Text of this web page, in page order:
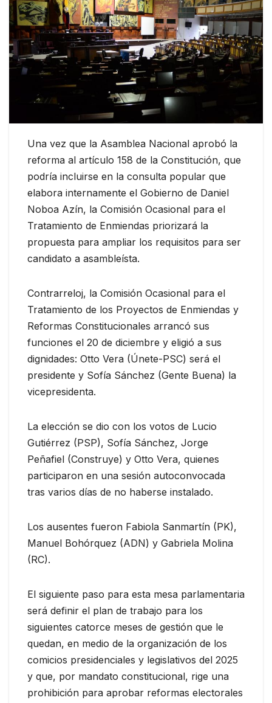
Una vez que la Asamblea Nacional aprobó la
reforma al artículo 158 de la Constitución, que
podría incluirse en la consulta popular que
elabora internamente el Gobierno de Daniel
Noboa Azín, la Comisión Ocasional para el
Tratamiento de Enmiendas priorizará la
propuesta para ampliar los requisitos para ser
candidato a asambleísta.
Contrarreloj, la Comisión Ocasional para el
Tratamiento de los Proyectos de Enmiendas y
Reformas Constitucionales arrancó sus
funciones el 20 de diciembre y eligió a sus
dignidades: Otto Vera (Únete-PSC) será el
presidente y Sofía Sánchez (Gente Buena) la
vicepresidenta.
La elección se dio con los votos de Lucio
Gutiérrez (PSP), Sofía Sánchez, Jorge
Peñafiel (Construye) y Otto Vera, quienes
participaron en una sesión autoconvocada
tras varios días de no haberse instalado.
Los ausentes fueron Fabiola Sanmartín (PK),
Manuel Bohórquez (ADN) y Gabriela Molina
(RC).
El siguiente paso para esta mesa parlamentaria
será definir el plan de trabajo para los
siguientes catorce meses de gestión que le
quedan, en medio de la organización de los
comicios presidenciales y legislativos del 2025
y que, por mandato constitucional, rige una
prohibición para aprobar reformas electorales